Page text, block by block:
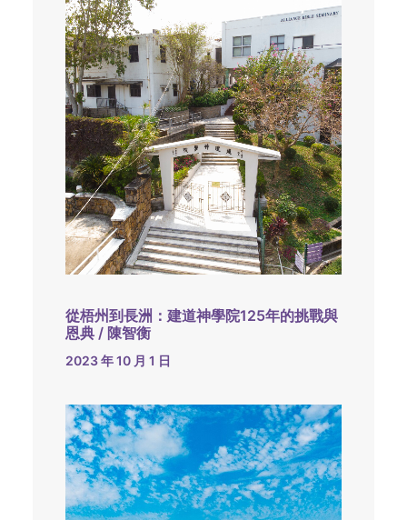
從梧州到長洲：建道神學院125年的挑戰與
恩典 / 陳智衡
2023 年 10 月 1 日